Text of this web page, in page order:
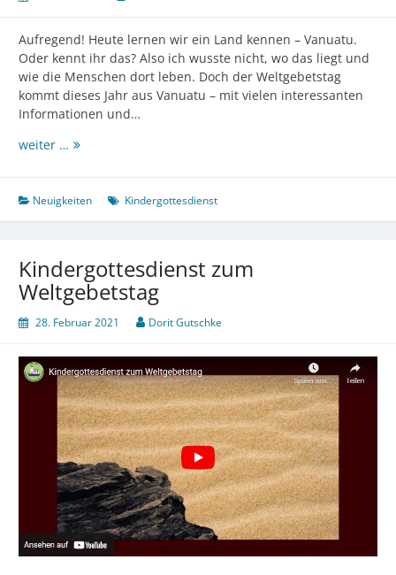
Aufregend! Heute lernen wir ein Land kennen – Vanuatu.
Oder kennt ihr das? Also ich wusste nicht, wo das liegt und
wie die Menschen dort leben. Doch der Weltgebetstag
kommt dieses Jahr aus Vanuatu – mit vielen interessanten
Informationen und…
weiter … Weltgebetstag
Neuigkeiten Kindergottesdienst
Kindergottesdienst zum
Weltgebetstag
28. Februar 2021 Dorit Gutschke